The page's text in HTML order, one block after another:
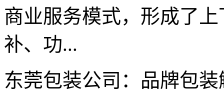
商业服务模式，形成了
补、功...
东莞包装公司：品牌包